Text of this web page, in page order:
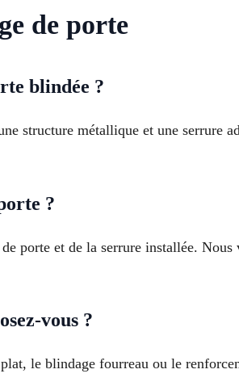
de porte
blindée ?
structure métallique et une serrure
?
porte et de la serrure installée.
vous ?
le blindage fourreau ou le